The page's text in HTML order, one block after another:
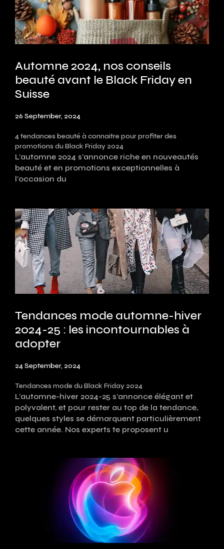
Automne 2024, nos conseils
beauté avant le Black Friday en
Suisse
26 September, 2024
4 tendances beauté à connaitre pour profiter des
promotions du Black Friday 2024
L'automne 2024 s'annonce riche en nouveautés
beauté et en promotions exceptionnelles à
l'occasion du
Tendances mode automne-hiver
2024-25 : les incontournables à
adopter
24 September, 2024
Tendances mode du Black Friday 2024
L’automne-hiver 2024-25 s'annonce élégant et
polyvalent, et pour rester au top de la tendance,
quelques styles se démarquent particulièrement
cette année. Nos experts te proposent u